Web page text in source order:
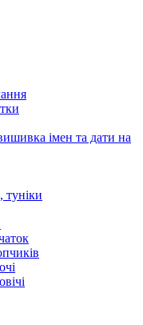
імен та дати на
туніки